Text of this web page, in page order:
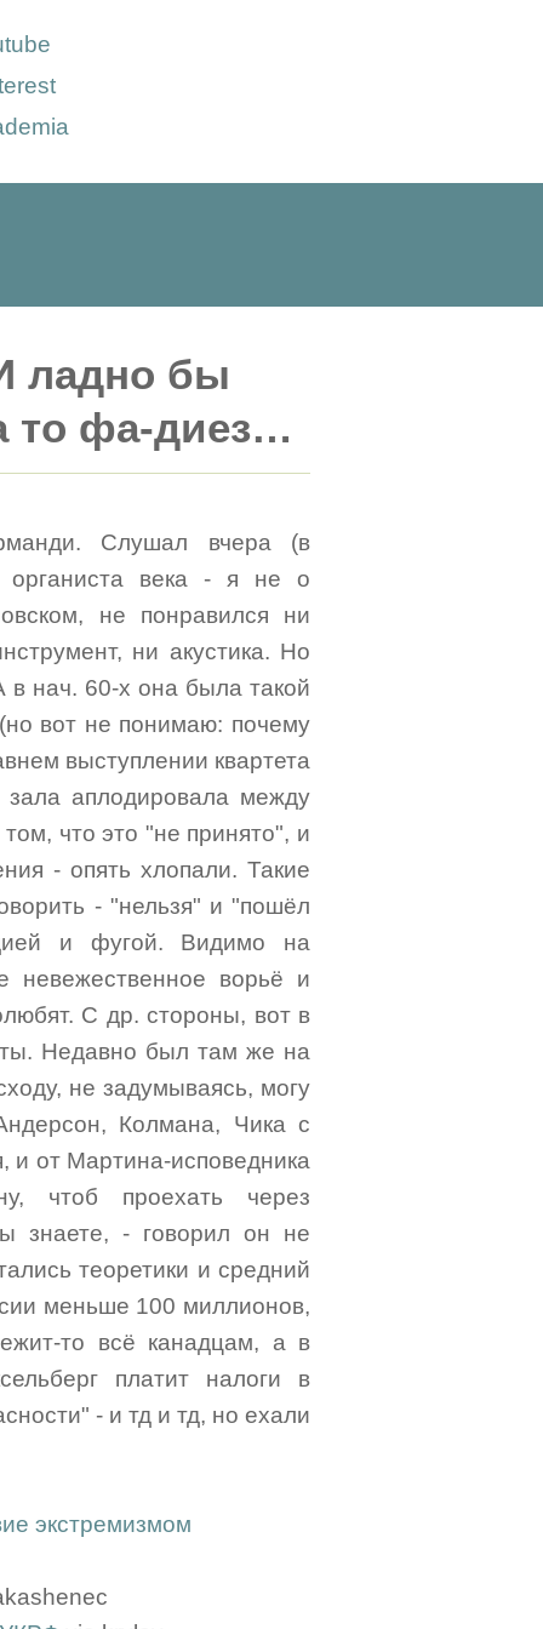
ладно бы
то фа-диез…
Слушал вчера (в
органиста века - я не о
не понравился ни
ни акустика. Но
нач. 60-х она была такой
вот не понимаю: почему
выступлении квартета
зала аплодировала между
что это "не принято", и
- опять хлопали. Такие
- "нельзя" и "пошёл
и фугой. Видимо на
невежественное ворьё и
С др. стороны, вот в
Недавно был там же на
не задумываясь, могу
Колмана, Чика с
и от Мартина-исповедника
чтоб проехать через
знаете, - говорил он не
теоретики и средний
меньше 100 миллионов,
то всё канадцам, а в
платит налоги в
- и тд и тд, но ехали
экстремизмом